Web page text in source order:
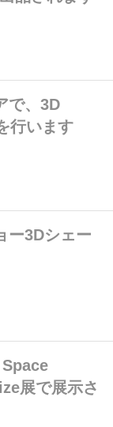
で、3D
行います
ー3Dシェー
展で展示さ